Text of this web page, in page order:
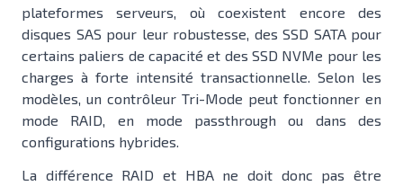
plateformes serveurs, où coexistent encore des
disques SAS pour leur robustesse, des SSD SATA pour
certains paliers de capacité et des SSD NVMe pour les
charges à forte intensité transactionnelle. Selon les
modèles, un contrôleur Tri-Mode peut fonctionner en
mode RAID, en mode passthrough ou dans des
configurations hybrides.
La différence RAID et HBA ne doit donc pas être